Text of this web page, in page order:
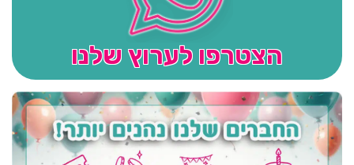
הצטרפו לערוץ שלנו